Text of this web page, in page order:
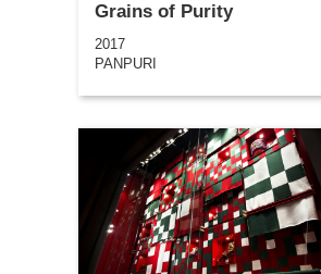
Grains of Purity
2017
PANPURI